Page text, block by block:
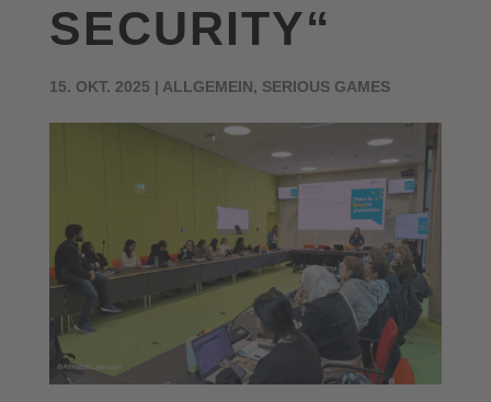
SECURITY“
15. OKT. 2025 | ALLGEMEIN, SERIOUS GAMES